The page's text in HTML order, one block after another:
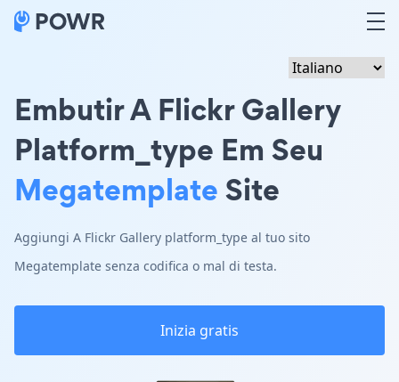
Embutir A Flickr Gallery
Platform_type Em Seu
MegatemplateSite
Aggiungi A Flickr Gallery platform_type al tuo sito
Megatemplate senza codifica o mal di testa.
Inizia gratis